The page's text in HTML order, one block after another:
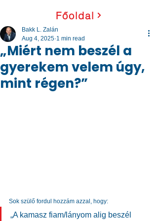
Főoldal
„Miért nem beszél a
gyerekem velem úgy,
mint régen?”
Bakk L. Zalán
Aug 4, 2025 1 min read
Sok szülő fordul hozzám azzal, hogy:
„A kamasz fiam/lányom alig beszél